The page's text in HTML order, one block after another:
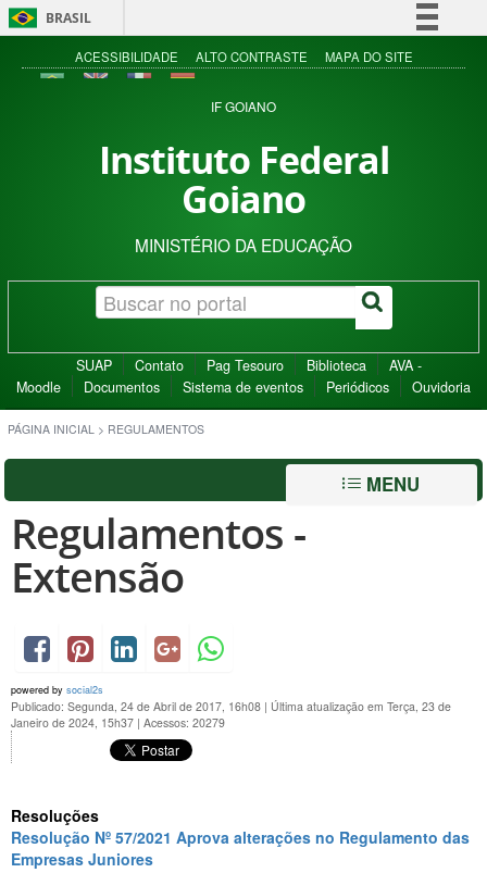
BRASIL
Simplifique!
Acesso à informação
ACESSIBILIDADE ALTO CONTRASTE MAPA DO SITE
IF GOIANO
Instituto Federal
Goiano
MINISTÉRIO DA EDUCAÇÃO
SUAP Contato Pag Tesouro Biblioteca
AVA -
Moodle
Documentos Sistema de eventos Periódicos Ouvidoria
PÁGINA INICIAL > REGULAMENTOS
MENU
Regulamentos -
Extensão
powered by social2s
Publicado: Segunda, 24 de Abril de 2017, 16h08 | Última atualização em Terça, 23 de
Janeiro de 2024, 15h37 | Acessos: 20279
Resoluções
Resolução Nº 57/2021 Aprova alterações no Regulamento das
Empresas Juniores